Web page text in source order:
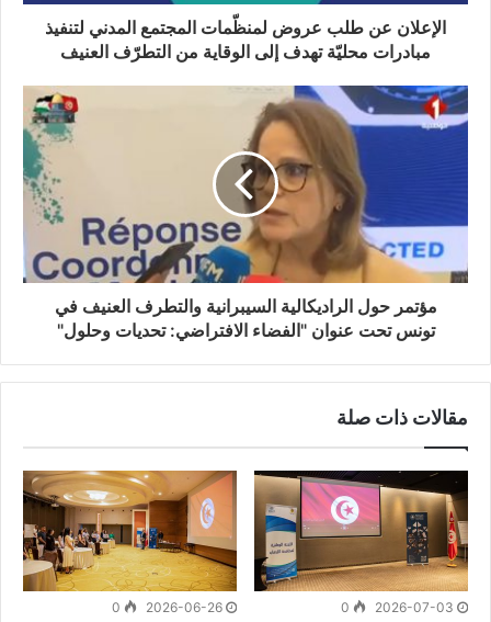
الإعلان عن طلب عروض لمنظّمات المجتمع المدني لتنفيذ
مبادرات محليّة تهدف إلى الوقاية من التطرّف العنيف
مؤتمر حول الراديكالية السيبرانية والتطرف العنيف في
تونس تحت عنوان "الفضاء الافتراضي: تحديات وحلول"
مقالات ذات صلة
2026-07-03
0
2026-06-26
0